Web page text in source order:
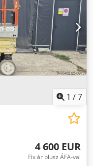
1 /7
4 600 EUR
Fix ár plusz ÁFA-val